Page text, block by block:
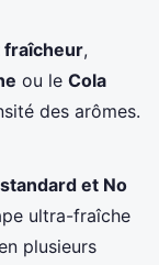
fraîcheur,
ou le Cola
des arômes.
standard et No
ultra-fraîche
plusieurs